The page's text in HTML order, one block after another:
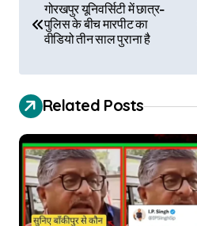
s
t
n
a
v
गोरखपुर यूनिवर्सिटी में छात्र-
पुलिस के बीच मारपीट का
वीडियो तीन साल पुराना है
Related Posts